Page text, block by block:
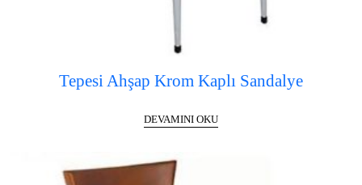
Tepesi Ahşap Krom Kaplı Sandalye
DEVAMINI OKU